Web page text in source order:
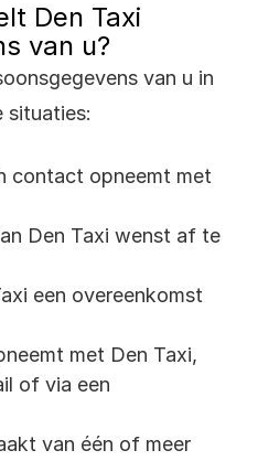
Den Taxi
van u?
van u in
situaties:
contact opneemt met
Den Taxi wenst af te
een overeenkomst
met Den Taxi,
of via een
van één of meer